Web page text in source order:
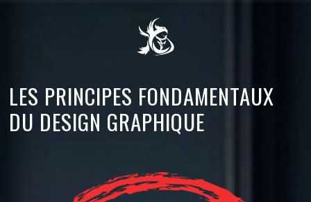
LES PRINCIPES FONDAMENTAUX
DU DESIGN GRAPHIQUE